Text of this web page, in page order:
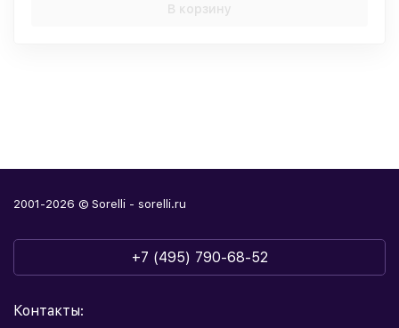
В корзину
2001-2026 © Sorelli - sorelli.ru
+7 (495) 790-68-52
Контакты: